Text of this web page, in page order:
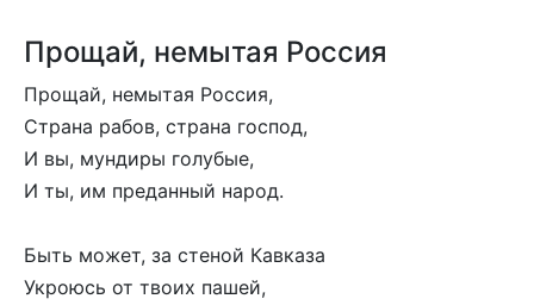
Прощай, немытая Россия
Прощай, немытая Россия,
Страна рабов, страна господ,
И вы, мундиры голубые,
И ты, им преданный народ.
Быть может, за стеной Кавказа
Укроюсь от твоих пашей,